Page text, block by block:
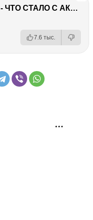
Сериал Не родись красивой - ЧТО СТАЛО С АКТЕРАМИ? Смерть, тюрьма и красота
7.6 тыс.